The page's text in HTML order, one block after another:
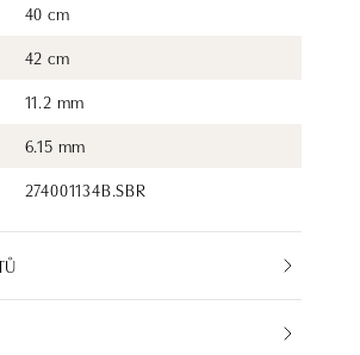
40 cm
42 cm
11.2 mm
6.15 mm
274001134B.SBR